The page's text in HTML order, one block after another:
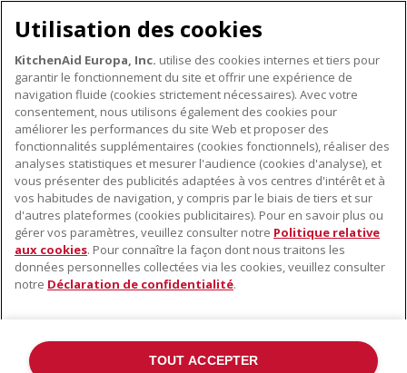
À PROPOS DE KITCHENAID
À propos de KitchenAid
Histoire de la marque
Communiqués de presse
ODR
NOS PRODUITS
Petits électroménagers
Matériel de cuisine
Accessoires
SERVICE CLIENT
Trouver un magasin
Utilisation des cookies
KitchenAid Europa, Inc. utilise des cookies internes et tiers pour
garantir le fonctionnement du site et offrir une expérience de
navigation fluide (cookies strictement nécessaires). Avec votre
consentement, nous utilisons également des cookies pour
améliorer les performances du site Web et proposer des
fonctionnalités supplémentaires (cookies fonctionnels), réaliser des
analyses statistiques et mesurer l'audience (cookies d'analyse), et
vous présenter des publicités adaptées à vos centres d'intérêt et à
vos habitudes de navigation, y compris par le biais de tiers et sur
d'autres plateformes (cookies publicitaires). Pour en savoir plus ou
gérer vos paramètres, veuillez consulter notre Politique relative
aux cookies. Pour connaître la façon dont nous traitons les
données personnelles collectées via les cookies, veuillez consulter
notre Déclaration de confidentialité.
TOUT ACCEPTER